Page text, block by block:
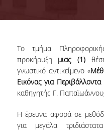
SPECIAL
PHD
GENERAL
Το τμήμα
προκήρυξη μιας (1)
γνωστικό αντικείμενο «
Εικόνας για
καθηγητής Γ.
Η έρευνα αφορά σε
για μεγάλα